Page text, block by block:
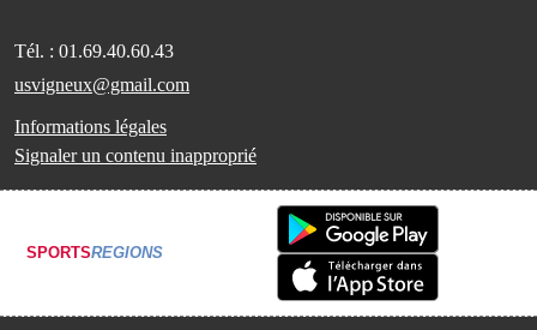
Tél. : 01.69.40.60.43
usvigneux@gmail.com
Informations légales
Signaler un contenu inapproprié
SPORTSREGIONS